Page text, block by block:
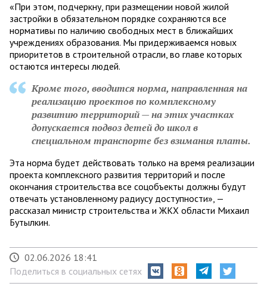
«При этом, подчеркну, при размещении новой жилой
застройки в обязательном порядке сохраняются все
нормативы по наличию свободных мест в ближайших
учреждениях образования. Мы придерживаемся новых
приоритетов в строительной отрасли, во главе которых
остаются интересы людей.
Кроме того, вводится норма, направленная на
реализацию проектов по комплексному
развитию территорий — на этих участках
допускается подвоз детей до школ в
специальном транспорте без взимания платы.
Эта норма будет действовать только на время реализации
проекта комплексного развития территорий и после
окончания строительства все соцобъекты должны будут
отвечать установленному радиусу доступности», —
рассказал министр строительства и ЖКХ области Михаил
Бутылкин.
02.06.2026 18:41
Поделиться в социальных сетях